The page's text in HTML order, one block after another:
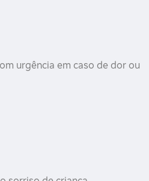
urgência em caso de dor ou